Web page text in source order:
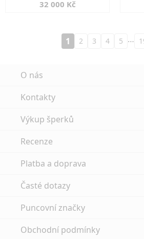
32 000 Kč
1 2 3 4 5 …
O nás
Kontakty
Výkup šperků
Recenze
Platba a doprava
Časté dotazy
Puncovní značky
Obchodní podmínky